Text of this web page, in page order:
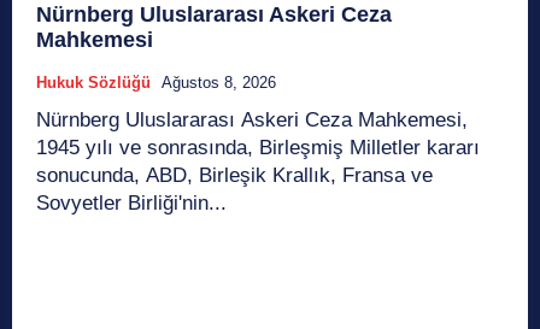
Nürnberg Uluslararası Askeri Ceza
Mahkemesi
Hukuk Sözlüğü Ağustos 8, 2026
Nürnberg Uluslararası Askeri Ceza Mahkemesi,
1945 yılı ve sonrasında, Birleşmiş Milletler kararı
sonucunda, ABD, Birleşik Krallık, Fransa ve
Sovyetler Birliği'nin...